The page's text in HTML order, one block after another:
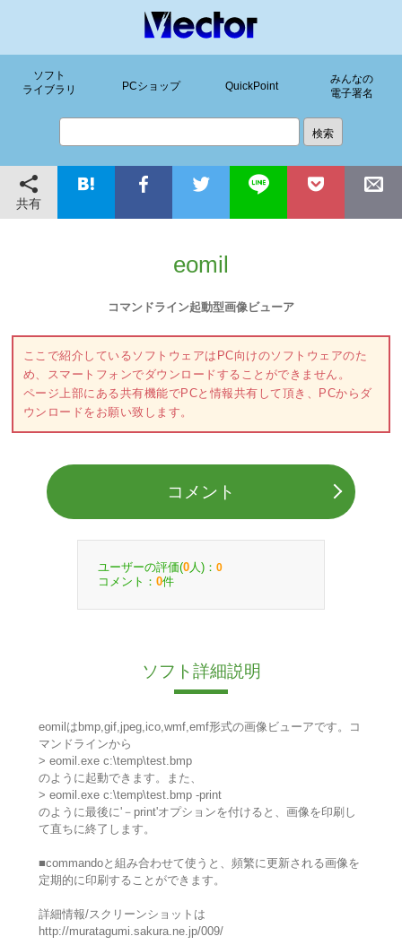
ソフト
ライブラリ
PCショップ QuickPoint
みんなの
電子署名
共有
eomil
コマンドライン起動型画像ビューア
ここで紹介しているソフトウェアはPC向けのソフトウェアのた
め、スマートフォンでダウンロードすることができません。
ページ上部にある共有機能でPCと情報共有して頂き、PCからダ
ウンロードをお願い致します。
コメント
ユーザーの評価(0 人)： 0
コメント： 0件
ソフト詳細説明
eomilはbmp,gif,jpeg,ico,wmf,emf形式の画像ビューアです。コ
マンドラインから
> eomil.exe c:\temp\test.bmp
のように起動できます。また、
> eomil.exe c:\temp\test.bmp -print
のように最後に'－print'オプションを付けると、画像を印刷し
て直ちに終了します。
■commandoと組み合わせて使うと、頻繁に更新される画像を
定期的に印刷することができます。
詳細情報/スクリーンショットは
http://muratagumi.sakura.ne.jp/009/